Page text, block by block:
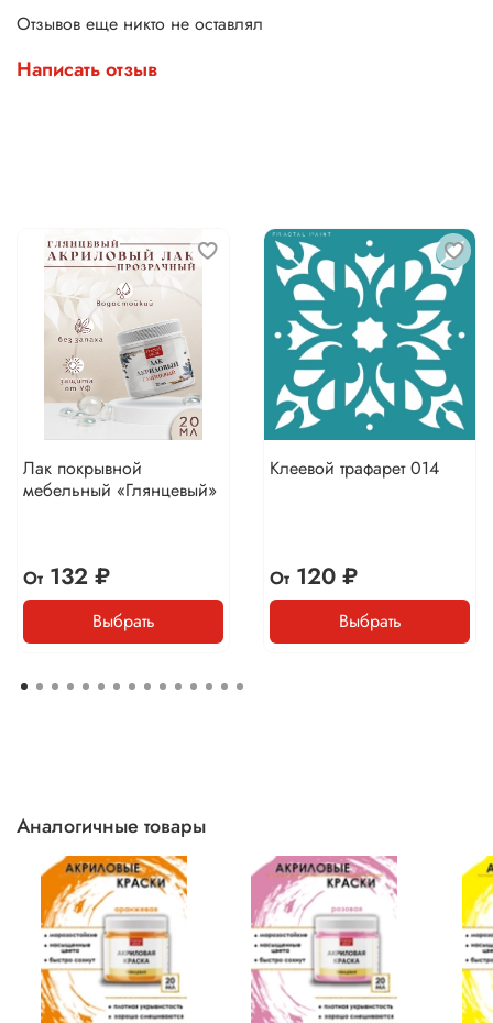
Отзывов еще никто не оставлял
Написать отзыв
Лак покрывной
мебельный «Глянцевый»
От132 ₽
Выбрать
Клеевой трафарет 014
От120 ₽
Выбрать
Аналогичные товары